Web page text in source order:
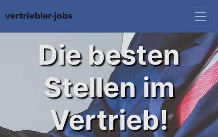
Die besten
Stellen im
Vertrieb!